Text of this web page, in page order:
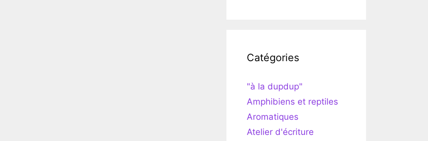
Catégories
"à la dupdup"
Amphibiens et reptiles
Aromatiques
Atelier d'écriture